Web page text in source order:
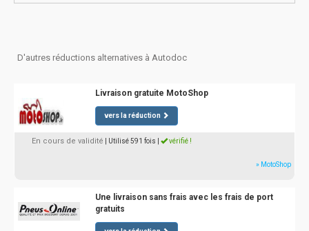
D'autres réductions alternatives à Autodoc
Livraison gratuite MotoShop
vers la réduction
En cours de validité | Utilisé 591 fois vérifié !
» MotoShop
Une livraison sans frais avec les frais de port
gratuits